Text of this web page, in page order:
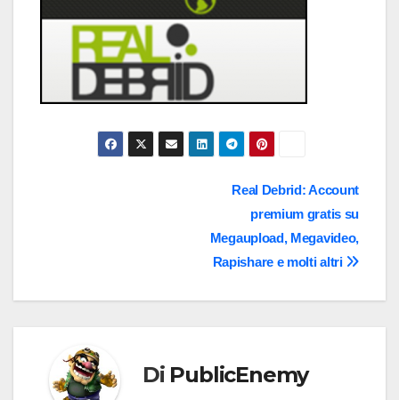
Real Debrid: Account
premium gratis su
Megaupload, Megavideo,
Rapishare e molti altri
Di PublicEnemy